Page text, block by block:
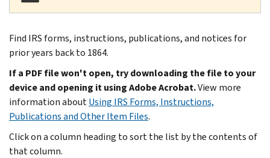
Find IRS forms, instructions, publications, and notices for
prior years back to 1864.
If a PDF file won't open, try downloading the file to your
device and opening it using Adobe Acrobat.View more
information aboutUsing IRS Forms, Instructions,
Publications and Other Item Files.
Click on a column heading to sort the list by the contents of
that column.